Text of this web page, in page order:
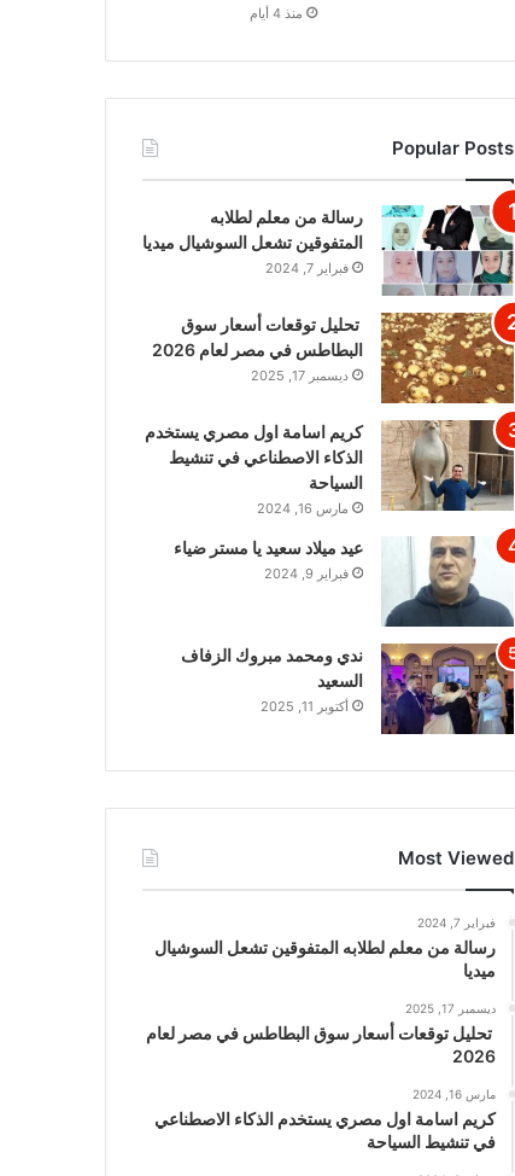
منذ 4 أيام
Popular Posts
رسالة من معلم لطلابه
المتفوقين تشعل السوشيال ميديا
فبراير 7, 2024
تحليل توقعات أسعار سوق
البطاطس في مصر لعام 2026
ديسمبر 17, 2025
كريم اسامة اول مصري يستخدم
الذكاء الاصطناعي في تنشيط
السياحة
مارس 16, 2024
عيد ميلاد سعيد يا مستر ضياء
فبراير 9, 2024
ندي ومحمد مبروك الزفاف
السعيد
أكتوبر 11, 2025
Most Viewed
فبراير 7, 2024
رسالة من معلم لطلابه المتفوقين تشعل السوشيال
ميديا
ديسمبر 17, 2025
تحليل توقعات أسعار سوق البطاطس في مصر لعام
2026
مارس 16, 2024
كريم اسامة اول مصري يستخدم الذكاء الاصطناعي
في تنشيط السياحة